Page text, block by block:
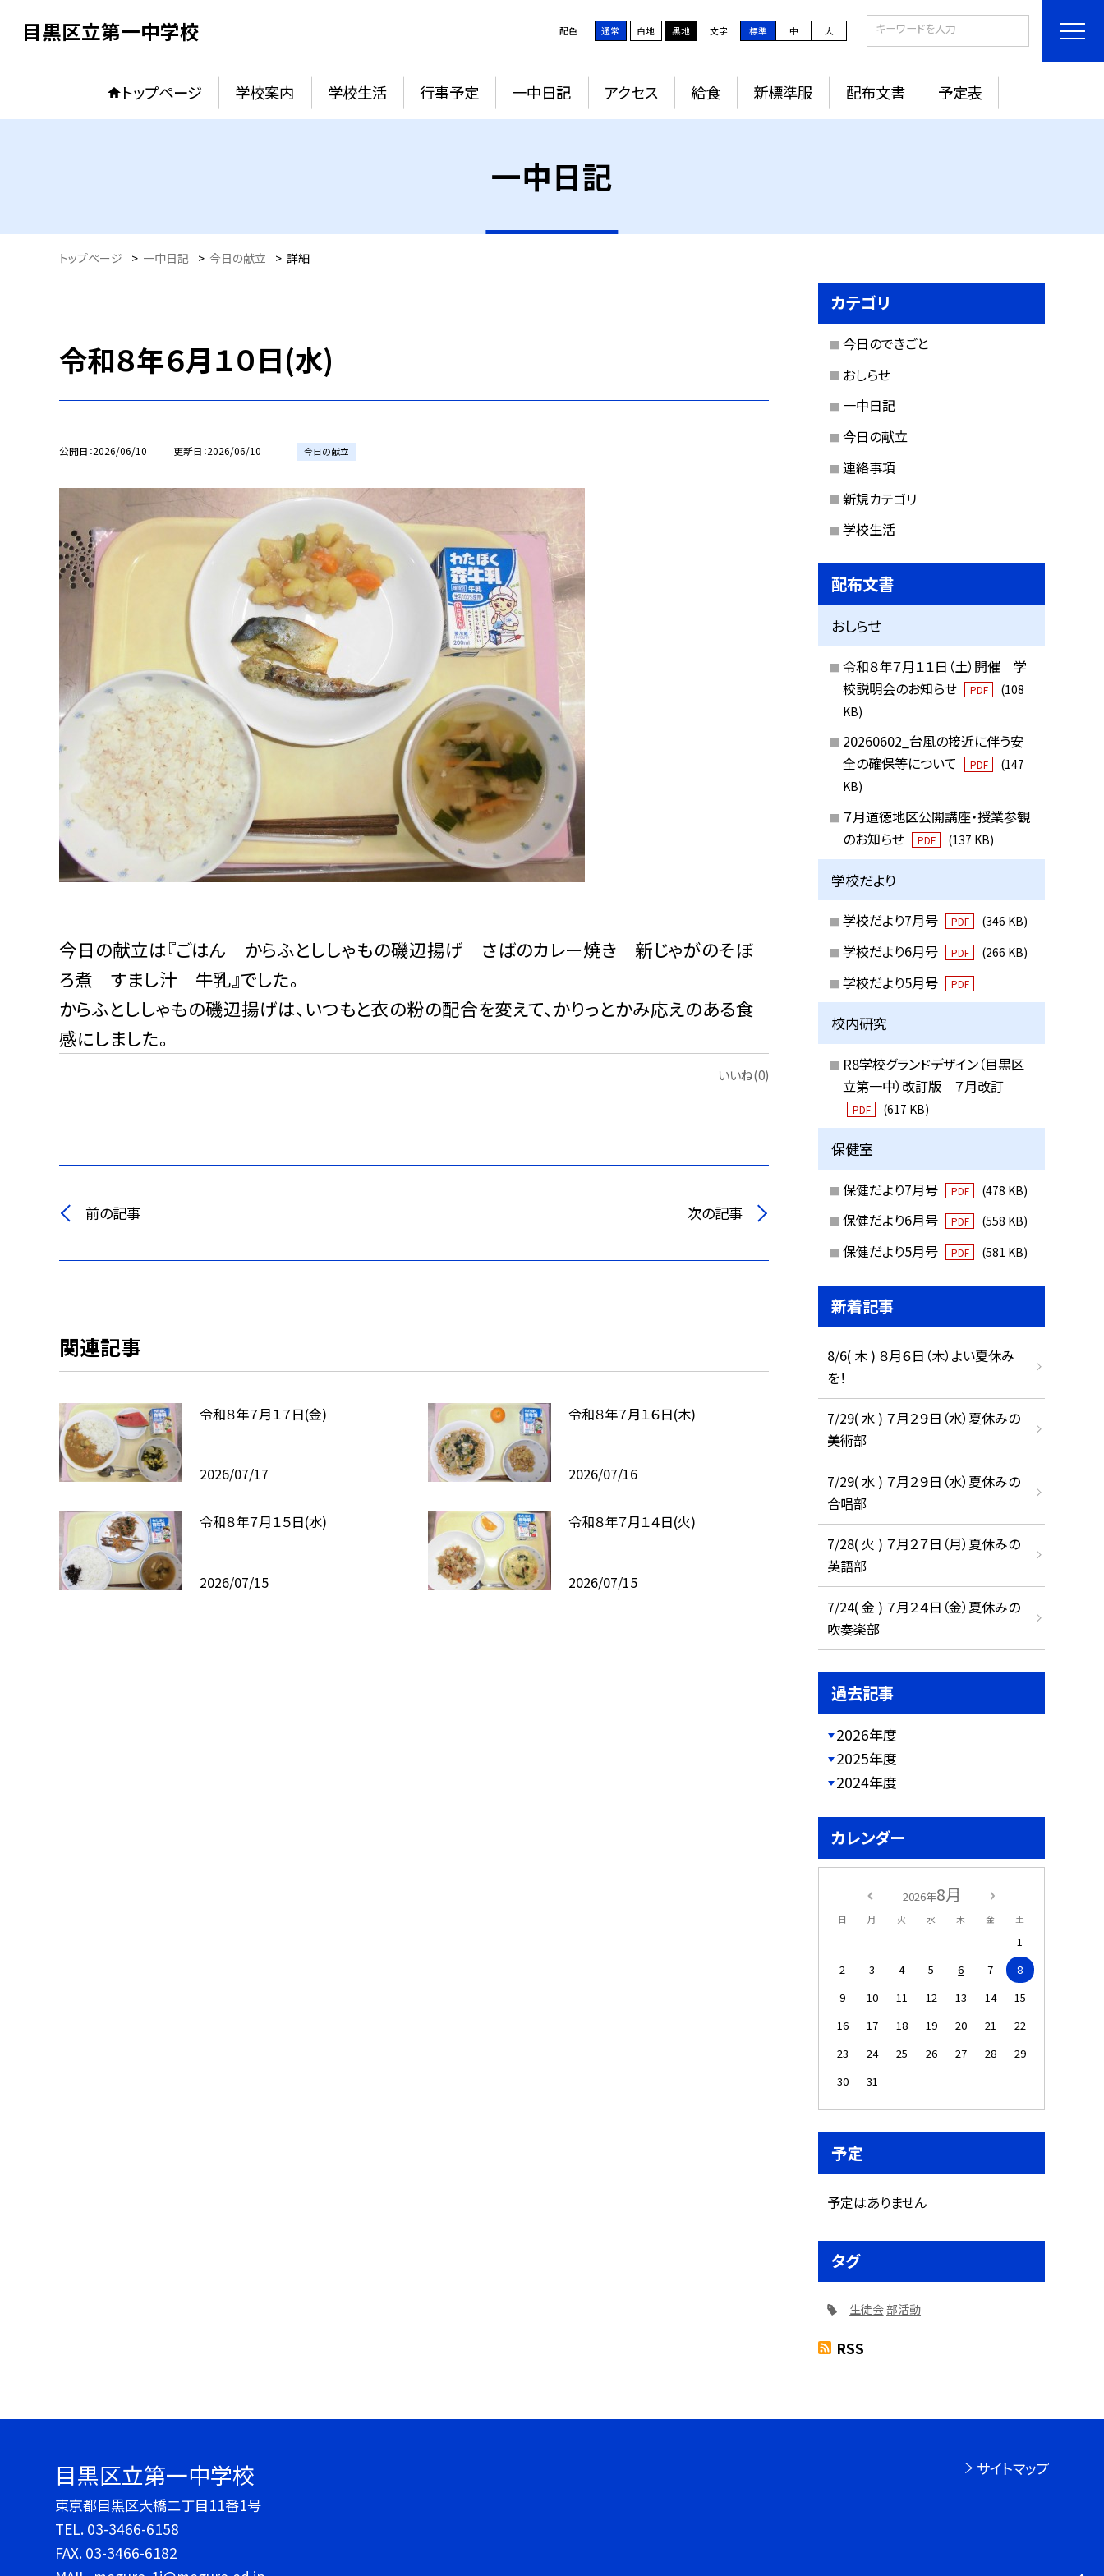
目黒区立第一中学校 配色 通常 白地 黒地 文字 標準 中 大
トップページ 学校案内 学校生活 行事予定 一中日記 アクセス 給食 新標準服 配布文書 予定表
一中日記
トップページ > 一中日記 > 今日の献立 > 詳細
令和８年６月１０日(水)
公開日 2026/06/10 更新日 2026/06/10 今日の献立
今日の献立は『ごはん からふとししゃもの磯辺揚げ さばのカレー焼き 新じゃがのそぼ
ろ煮 すまし汁 牛乳』でした。
からふとししゃもの磯辺揚げは、いつもと衣の粉の配合を変えて、かりっとかみ応えのある食
感にしました。
いいね(0)
前の記事 次の記事
関連記事
令和８年７月１７日(金)
2026/07/17
令和８年７月１６日(木)
2026/07/16
令和８年７月１５日(水)
2026/07/15
令和８年７月１４日(火)
2026/07/15
カテゴリ
今日のできごと
おしらせ
一中日記
今日の献立
連絡事項
新規カテゴリ
学校生活
配布文書
おしらせ
令和８年７月１１日（土）開催 学
校説明会のお知らせ
PDF
(108
KB)
20260602_台風の接近に伴う安
全の確保等について
PDF
(147
KB)
７月道徳地区公開講座・授業参観
のお知らせ
PDF (137 KB)
学校だより
学校だより7月号 PDF (346 KB)
学校だより6月号 PDF (266 KB)
学校だより5月号 PDF
校内研究
R8学校グランドデザイン（目黒区
立第一中）改訂版 ７月改訂
PDF (617 KB)
保健室
保健だより7月号 PDF (478 KB)
保健だより6月号 PDF (558 KB)
保健だより5月号 PDF (581 KB)
新着記事
8/6( 木 ) ８月６日（木）よい夏休み
を！
7/29( 水 ) ７月２９日（水）夏休みの
美術部
7/29( 水 ) ７月２９日（水）夏休みの
合唱部
7/28( 火 ) ７月２７日（月）夏休みの
英語部
7/24( 金 ) ７月２４日（金）夏休みの
吹奏楽部
過去記事
2026年度
2025年度
2024年度
カレンダー
2026年8月
日 月 火 水 木 金 土
1
2
3 4 5 6 7
8
9
10 11 12 13 14
15
16
17 18 19 20 21
22
23
24 25 26 27 28
29
30
31
予定
予定はありません
タグ
生徒会部活動
RSS
目黒区立第一中学校
東京都目黒区大橋二丁目11番1号
TEL. 03-3466-6158
FAX. 03-3466-6182
サイトマップ